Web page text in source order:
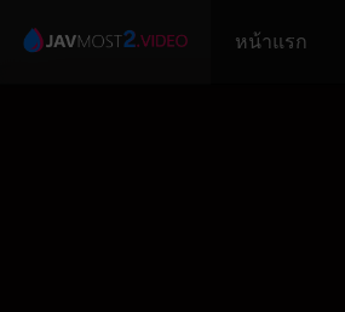
หน้าแรก